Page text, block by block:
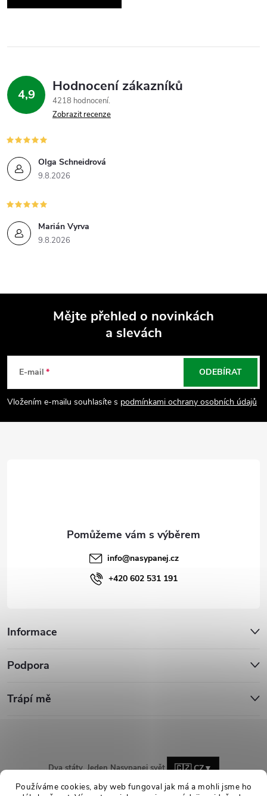
Používáme cookies, aby web fungoval jak má a mohli jsme ho
4,9 Hodnocení zákazníků
4218 hodnocení
Zobrazit recenze
Olga Schneidrová
9.8.2026
Marián Vyrva
9.8.2026
p
a
Mějte přehled o novinkách
a slevách
E-mail
Vložením e-mailu souhlasíte s podmínkami ochrany osobních údajů
ODEBÍRAT
Informace
Podpora
Trápí mě
info@nasypanej.cz
+420 602 531 191
Dva státy. Jeden Nasypanej svět. 🇨🇿 CZ▼